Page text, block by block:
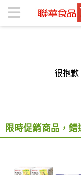
聯華食品e購網-
很抱歉
限時促銷商品，錯